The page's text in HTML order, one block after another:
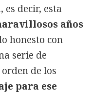
decir, esta
años
honesto con
serie de
de los
para ese